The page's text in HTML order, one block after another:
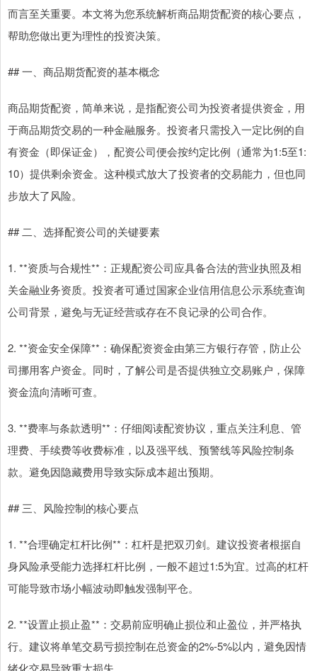
而言至关重要。本文将为您系统解析商品期货配资的核心要点，
帮助您做出更为理性的投资决策。
## 一、商品期货配资的基本概念
商品期货配资，简单来说，是指配资公司为投资者提供资金，用
于商品期货交易的一种金融服务。投资者只需投入一定比例的自
有资金（即保证金），配资公司便会按约定比例（通常为1:5至1:
10）提供剩余资金。这种模式放大了投资者的交易能力，但也同
步放大了风险。
## 二、选择配资公司的关键要素
1. **资质与合规性**：正规配资公司应具备合法的营业执照及相
关金融业务资质。投资者可通过国家企业信用信息公示系统查询
公司背景，避免与无证经营或存在不良记录的公司合作。
2. **资金安全保障**：确保配资资金由第三方银行存管，防止公
司挪用客户资金。同时，了解公司是否提供独立交易账户，保障
资金流向清晰可查。
3. **费率与条款透明**：仔细阅读配资协议，重点关注利息、管
理费、手续费等收费标准，以及强平线、预警线等风险控制条
款。避免因隐藏费用导致实际成本超出预期。
## 三、风险控制的核心要点
1. **合理确定杠杆比例**：杠杆是把双刃剑。建议投资者根据自
身风险承受能力选择杠杆比例，一般不超过1:5为宜。过高的杠杆
可能导致市场小幅波动即触发强制平仓。
2. **设置止损止盈**：交易前应明确止损位和止盈位，并严格执
行。建议将单笔交易亏损控制在总资金的2%-5%以内，避免因情